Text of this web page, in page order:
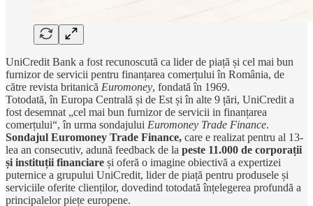
UniCredit Bank a fost recunoscută ca lider de piață și cel mai bun
furnizor de servicii pentru finanțarea comerțului în România, de
către revista britanică Euromoney, fondată în 1969.
Totodată, în Europa Centrală și de Est și în alte 9 țări, UniCredit a
fost desemnat „cel mai bun furnizor de servicii in finanțarea
comerțului“, în urma sondajului Euromoney Trade Finance.
Sondajul Euromoney Trade Finance, care e realizat pentru al 13-
lea an consecutiv, adună feedback de la peste 11.000 de corporații
și instituții financiare și oferă o imagine obiectivă a expertizei
puternice a grupului UniCredit, lider de piață pentru produsele și
serviciile oferite clienților, dovedind totodată înțelegerea profundă a
principalelor piețe europene.